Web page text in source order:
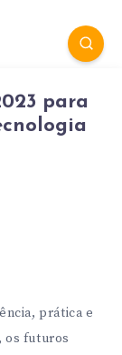
para
prática e
os futuros